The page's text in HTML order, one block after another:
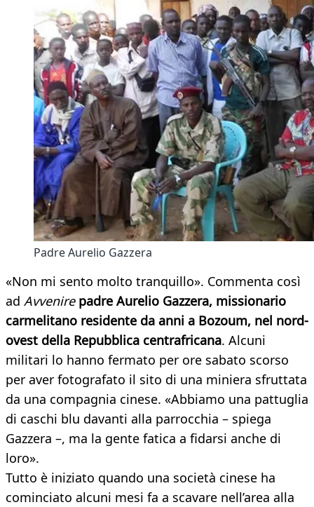
Padre Aurelio Gazzera
«Non mi sento molto tranquillo». Commenta così
ad Avvenire padre Aurelio Gazzera, missionario
carmelitano residente da anni a Bozoum, nel nord-
ovest della Repubblica centrafricana. Alcuni
militari lo hanno fermato per ore sabato scorso
per aver fotografato il sito di una miniera sfruttata
da una compagnia cinese. «Abbiamo una pattuglia
di caschi blu davanti alla parrocchia – spiega
Gazzera –, ma la gente fatica a fidarsi anche di
loro».
Tutto è iniziato quando una società cinese ha
cominciato alcuni mesi fa a scavare nell’area alla